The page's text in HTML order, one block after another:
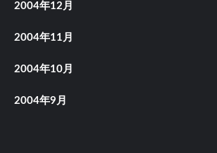
2004年12月
2004年11月
2004年10月
2004年9月